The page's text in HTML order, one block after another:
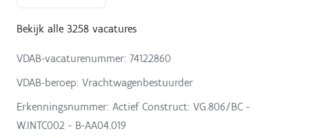
Bekijk alle 3258 vacatures
VDAB-vacaturenummer: 74122860
VDAB-beroep: Vrachtwagenbestuurder
Erkenningsnummer: Actief Construct: VG.806/BC -
W.INTC002 - B-AA04.019